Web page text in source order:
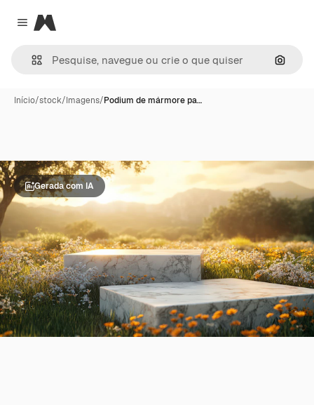
Close menu
Magnific
Início/stock/Imagens/Podium de mármore pa…
Gerada com IA